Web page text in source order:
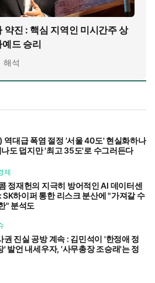
약진 : 핵심 지역인 미시간주 상
드 승리
해석
역대급 폭염 절정 '서울 40도' 현실화하나
나도 덥지만 '최고 35도'로 수그러든다
제
정재헌의 지극히 방어적인 AI 데이터센
SK하이퍼 통한 리스크 분산에 "가져갈 수
" 분석도
권 진실 공방 계속 : 김민석이 '한정애 정
' 발언 내세우자, '사무총장 조승래'는 정